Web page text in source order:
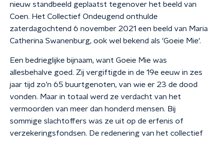
nieuw standbeeld geplaatst tegenover het beeld van
Coen. Het Collectief Ondeugend onthulde
zaterdagochtend 6 november 2021 een beeld van Maria
Catherina Swanenburg, ook wel bekend als 'Goeie Mie'.
Een bedrieglijke bijnaam, want Goeie Mie was
allesbehalve goed. Zij vergiftigde in de 19e eeuw in zes
jaar tijd zo’n 65 buurtgenoten, van wie er 23 de dood
vonden. Maar in totaal werd ze verdacht van het
vermoorden van meer dan honderd mensen. Bij
sommige slachtoffers was ze uit op de erfenis of
verzekeringsfondsen. De redenering van het collectief